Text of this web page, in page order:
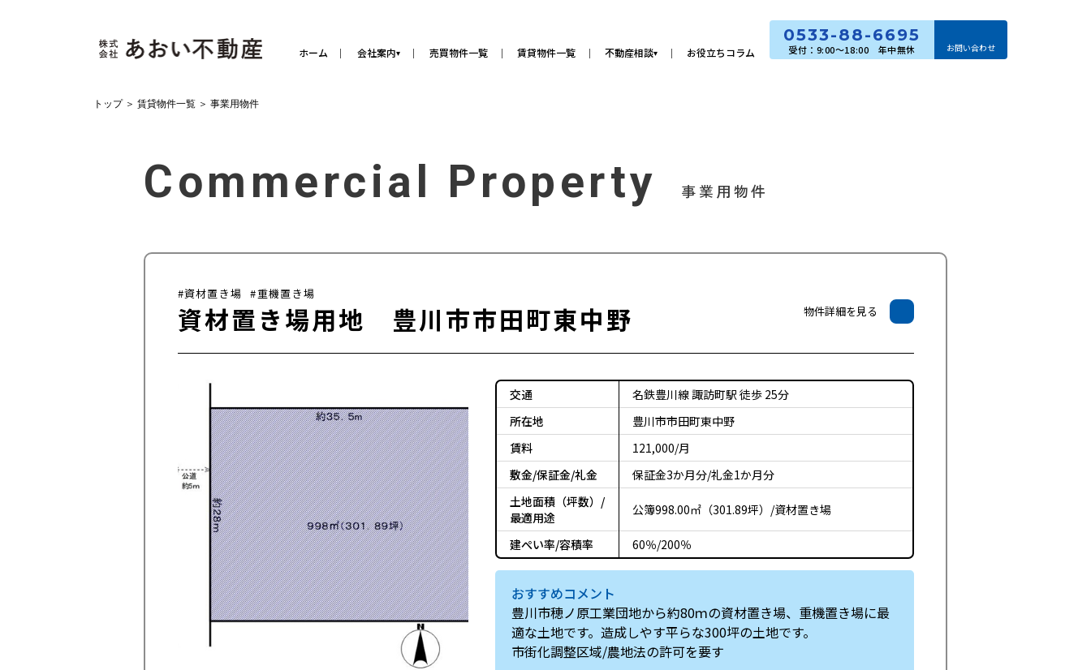
ホーム 会社案内▾ 売買物件一覧 賃貸物件一覧 不動産相談▾ お役立ちコラム
0533-88-6695
お問い合わせ
トップ＞ 賃貸物件一覧 ＞ 事業用物件
Commercial Property 事業用物件
#資材置き場 #重機置き場
資材置き場用地 豊川市市田町東中野 物件詳細を見る
交通
名鉄豊川線 諏訪町駅 徒歩 25分
所在地
豊川市市田町東中野
賃料
121,000/月
敷金/保証金/礼金
保証金3か月分/礼金1か月分
土地面積（坪数）/
最適用途
公簿998.00㎡（301.89坪）/資材置き場
建ぺい率/容積率 60％/200％
おすすめコメント
豊川市穂ノ原工業団地から約80ｍの資材置き場、重機置き場に最
適な土地です。造成しやす平らな300坪の土地です。
市街化調整区域/農地法の許可を要す